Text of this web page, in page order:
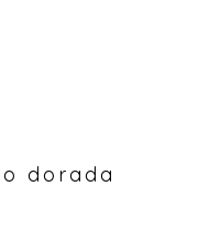
dorada